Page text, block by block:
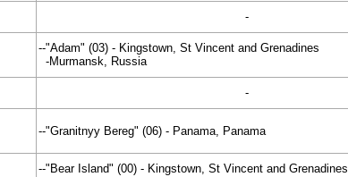
-
--"Adam" (03) - Kingstown, St Vincent and Grenadines
-Murmansk, Russia
-
--"Granitnyy Bereg" (06) - Panama, Panama
--"Bear Island" (00) - Kingstown, St Vincent and Grenadines